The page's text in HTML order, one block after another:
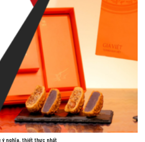
ý nghĩa, thiết thực nhất